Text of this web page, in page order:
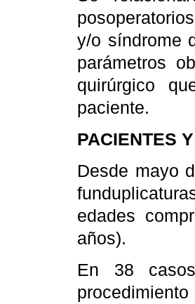
y/o síndrome
parámetros
quirúrgico
paciente.
PACIENTES
Desde mayo
edades
años).
En 38